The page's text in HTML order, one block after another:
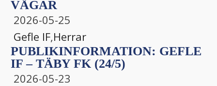
VÄGAR
2026-05-25
Gefle IF,Herrar
PUBLIKINFORMATION: GEFLE
IF – TÄBY FK (24/5)
2026-05-23